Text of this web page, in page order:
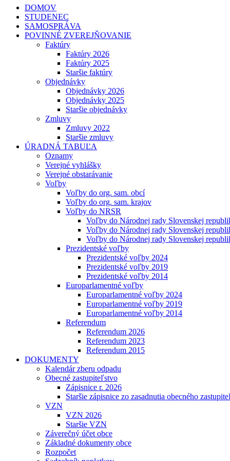
DOMOV
STUDENEC
SAMOSPRÁVA
POVINNÉ ZVEREJŇOVANIE
Faktúry
Faktúry 2026
Faktúry 2025
Staršie faktúry
Objednávky
Objednávky 2026
Objednávky 2025
Staršie objednávky
Zmluvy
Zmluvy 2022
Staršie zmluvy
ÚRADNÁ TABUĽA
Oznamy
Verejné vyhlášky
Verejné obstarávanie
Voľby
Voľby do org. sam. obcí
Voľby do org. sam. krajov
Voľby do NRSR
Voľby do Národnej rady Slovenskej
Voľby do Národnej rady Slovenskej
Voľby do Národnej rady Slovenskej
Prezidentské voľby
Prezidentské voľby 2024
Prezidentské voľby 2019
Prezidentské voľby 2014
Europarlamentné voľby
Europarlamentné voľby 2024
Europarlamentné voľby 2019
Europarlamentné voľby 2014
Referendum
Referendum 2026
Referendum 2023
Referendum 2015
DOKUMENTY
Kalendár zberu odpadu
Obecné zastupiteľstvo
Zápisnice r. 2026
Staršie zápisnice zo zasadnutia obecného
VZN
VZN 2026
Staršie VZN
Záverečný účet obce
Základné dokumenty obce
Rozpočet